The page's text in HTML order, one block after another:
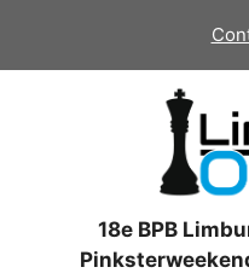
de
18e BPB